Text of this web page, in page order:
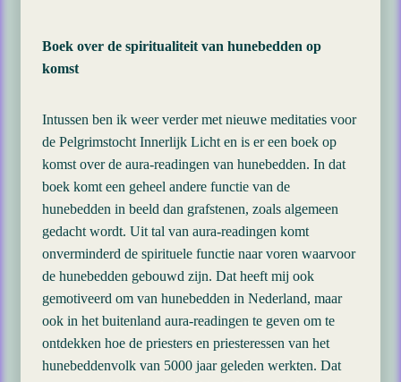
Boek over de spiritualiteit van hunebedden op
komst
Intussen ben ik weer verder met nieuwe meditaties voor
de Pelgrimstocht Innerlijk Licht en is er een boek op
komst over de aura-readingen van hunebedden. In dat
boek komt een geheel andere functie van de
hunebedden in beeld dan grafstenen, zoals algemeen
gedacht wordt. Uit tal van aura-readingen komt
onverminderd de spirituele functie naar voren waarvoor
de hunebedden gebouwd zijn. Dat heeft mij ook
gemotiveerd om van hunebedden in Nederland, maar
ook in het buitenland aura-readingen te geven om te
ontdekken hoe de priesters en priesteressen van het
hunebeddenvolk van 5000 jaar geleden werkten. Dat